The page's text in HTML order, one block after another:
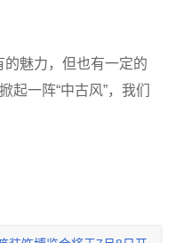
魅力，但也有一定的
起一阵“中古风”，我们